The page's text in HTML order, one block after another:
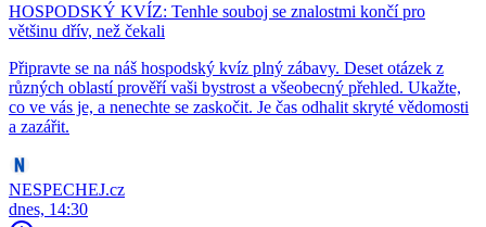
HOSPODSKÝ KVÍZ: Tenhle souboj se znalostmi končí pro
většinu dřív, než čekali
Připravte se na náš hospodský kvíz plný zábavy. Deset otázek z
různých oblastí prověří vaši bystrost a všeobecný přehled. Ukažte,
co ve vás je, a nenechte se zaskočit. Je čas odhalit skryté vědomosti
a zazářit.
NESPECHEJ.cz
dnes, 14:30